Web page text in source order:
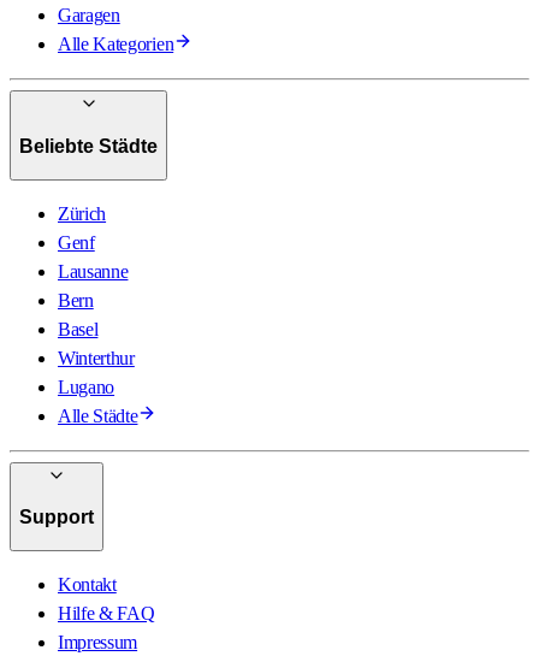
Garagen
Alle Kategorien
Beliebte Städte
Zürich
Genf
Lausanne
Bern
Basel
Winterthur
Lugano
Alle Städte
Support
Kontakt
Hilfe & FAQ
Impressum